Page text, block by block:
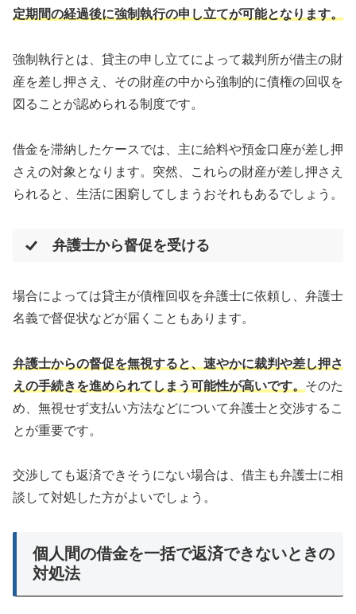
定期間の経過後に強制執行の申し立てが可能となります。
強制執行とは、貸主の申し立てによって裁判所が借主の財
産を差し押さえ、その財産の中から強制的に債権の回収を
図ることが認められる制度です。
借金を滞納したケースでは、主に給料や預金口座が差し押
さえの対象となります。突然、これらの財産が差し押さえ
られると、生活に困窮してしまうおそれもあるでしょう。
弁護士から督促を受ける
場合によっては貸主が債権回収を弁護士に依頼し、弁護士
名義で督促状などが届くこともあります。
弁護士からの督促を無視すると、速やかに裁判や差し押さ
えの手続きを進められてしまう可能性が高いです。 そのた
め、無視せず支払い方法などについて弁護士と交渉するこ
とが重要です。
交渉しても返済できそうにない場合は、借主も弁護士に相
談して対処した方がよいでしょう。
個人間の借金を一括で返済できないときの
対処法